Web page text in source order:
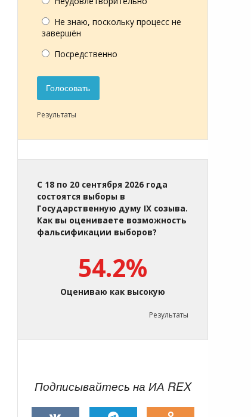
Не знаю, поскольку процесс не
завершён
Посредственно
Голосовать
Результаты
С 18 по 20 сентября 2026 года
состоятся выборы в
Государственную думу IX созыва.
Как вы оцениваете возможность
фальсификации выборов?
54.2%
Оцениваю как высокую
Результаты
Подписывайтесь на ИА REX